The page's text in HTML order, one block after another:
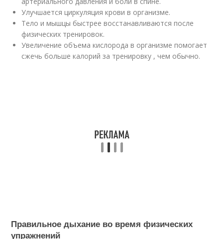
Улучшается циркуляция крови в организме.
Тело и мышцы быстрее восстанавливаются после
физических тренировок.
Увеличение объема кислорода в организме помогает
сжечь больше калорий за тренировку , чем обычно.
Правильное дыхание во время физических
упражнений